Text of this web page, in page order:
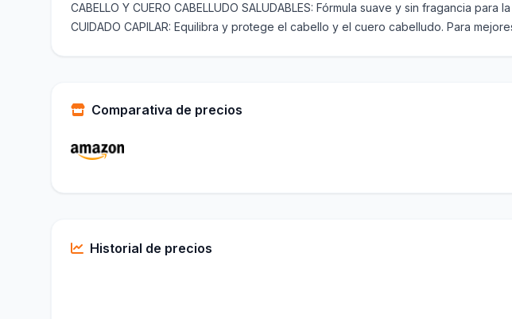
CABELLO Y CUERO CABELLUDO SALUDABLES: Fórmula suave y sin fragancia
CUIDADO CAPILAR: Equilibra y protege el cabello y el cuero cabelludo. Para
Comparativa de precios
Historial de precios